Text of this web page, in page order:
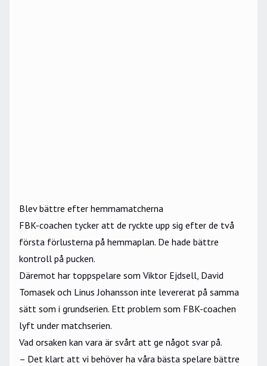
Blev bättre efter hemmamatcherna
FBK-coachen tycker att de ryckte upp sig efter de två
första förlusterna på hemmaplan. De hade bättre
kontroll på pucken.
Däremot har toppspelare som Viktor Ejdsell, David
Tomasek och Linus Johansson inte levererat på samma
sätt som i grundserien. Ett problem som FBK-coachen
lyft under matchserien.
Vad orsaken kan vara är svårt att ge något svar på.
– Det klart att vi behöver ha våra bästa spelare bättre